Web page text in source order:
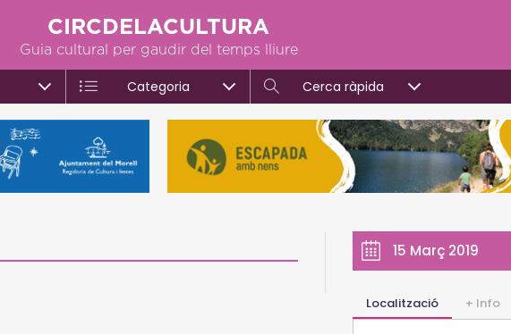
CIRCDELACULTURA
Guia cultural per gaudir del temps lliure
Categoria Cerca ràpida
15 Març 2019
Localització + Info